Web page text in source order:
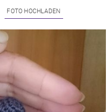
FOTO HOCHLADEN